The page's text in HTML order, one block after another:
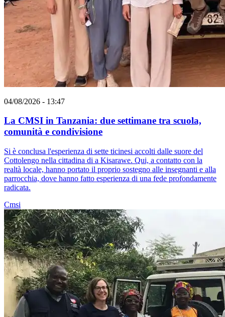
04/08/2026 - 13:47
La CMSI in Tanzania: due settimane tra scuola,
comunità e condivisione
Si è conclusa l'esperienza di sette ticinesi accolti dalle suore del
Cottolengo nella cittadina di a Kisarawe. Qui, a contatto con la
realtà locale, hanno portato il proprio sostegno alle insegnanti e alla
parrocchia, dove hanno fatto esperienza di una fede profondamente
radicata.
Cmsi